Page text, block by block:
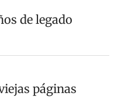
de legado
páginas